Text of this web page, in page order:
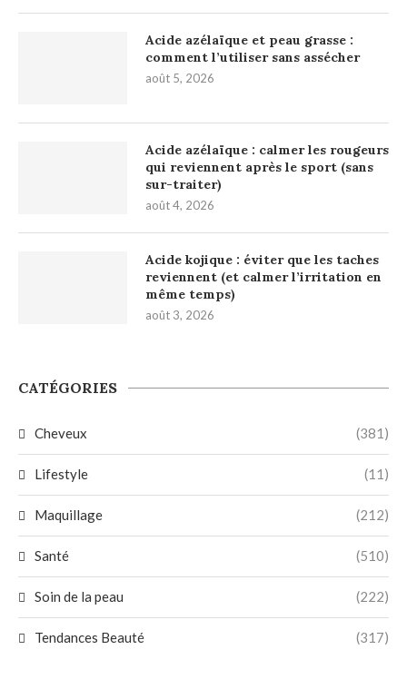
Acide azélaïque et peau grasse :
comment l’utiliser sans assécher
août 5, 2026
Acide azélaïque : calmer les rougeurs
qui reviennent après le sport (sans
sur-traiter)
août 4, 2026
Acide kojique : éviter que les taches
reviennent (et calmer l’irritation en
même temps)
août 3, 2026
CATÉGORIES
Cheveux (381)
Lifestyle (11)
Maquillage (212)
Santé (510)
Soin de la peau (222)
Tendances Beauté (317)